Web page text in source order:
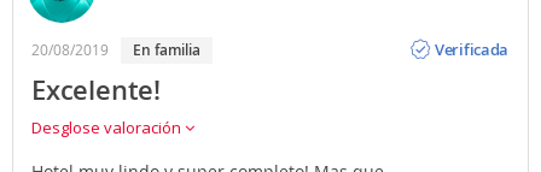
20/08/2019 en familia
Verificada
Excelente!
Desglose valoración